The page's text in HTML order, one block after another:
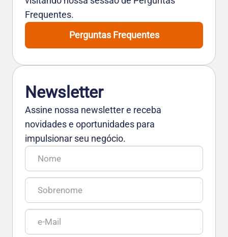
Frequentes.
Perguntas Frequentes
Newsletter
Assine nossa newsletter e receba
novidades e oportunidades para
impulsionar seu negócio.